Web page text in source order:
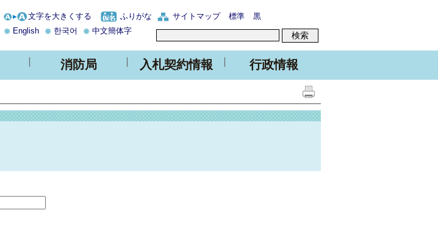
文字を大きくする ふりがな サイトマップ 標準
黒
English
한국어 中文簡体字
消防局 入札契約情報 行政情報